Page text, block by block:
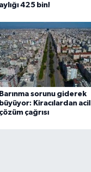
aylığı 425 bin!
Barınma sorunu giderek
büyüyor: Kiracılardan acil
çözüm çağrısı